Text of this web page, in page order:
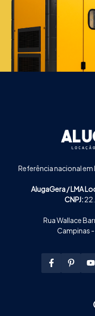
Referência nacional
AlugaGera / LMA
CNPJ:
Rua Wallace
Campinas